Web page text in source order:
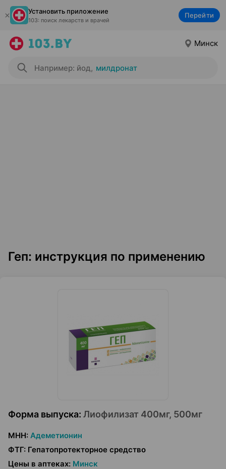
Установить приложение
103: поиск лекарств и врачей
Перейти
Минск
Например: йод, милдронат
Геп: инструкция по применению
Форма выпуска: Лиофилизат 400мг, 500мг
МНН: Адеметионин
ФТГ: Гепатопротекторное средство
Цены в аптеках: Минск